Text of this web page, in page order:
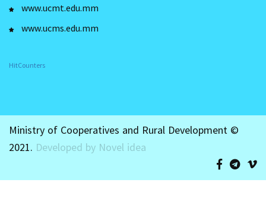
www.ucmt.edu.mm
www.ucms.edu.mm
HitCounters
Ministry of Cooperatives and Rural Development ©
2021. Developed by Novel idea